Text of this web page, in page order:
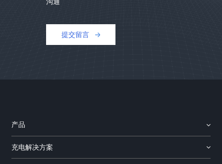
提交留言
产品
充电解决方案